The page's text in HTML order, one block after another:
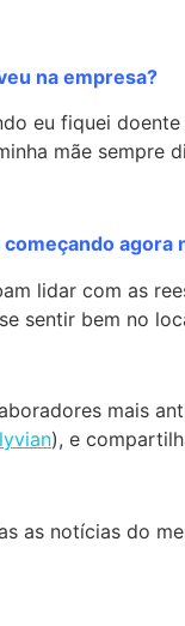
na empresa?
eu fiquei
mãe sempre
agora
lidar com as
sentir bem no
mais
), e
as notícias do